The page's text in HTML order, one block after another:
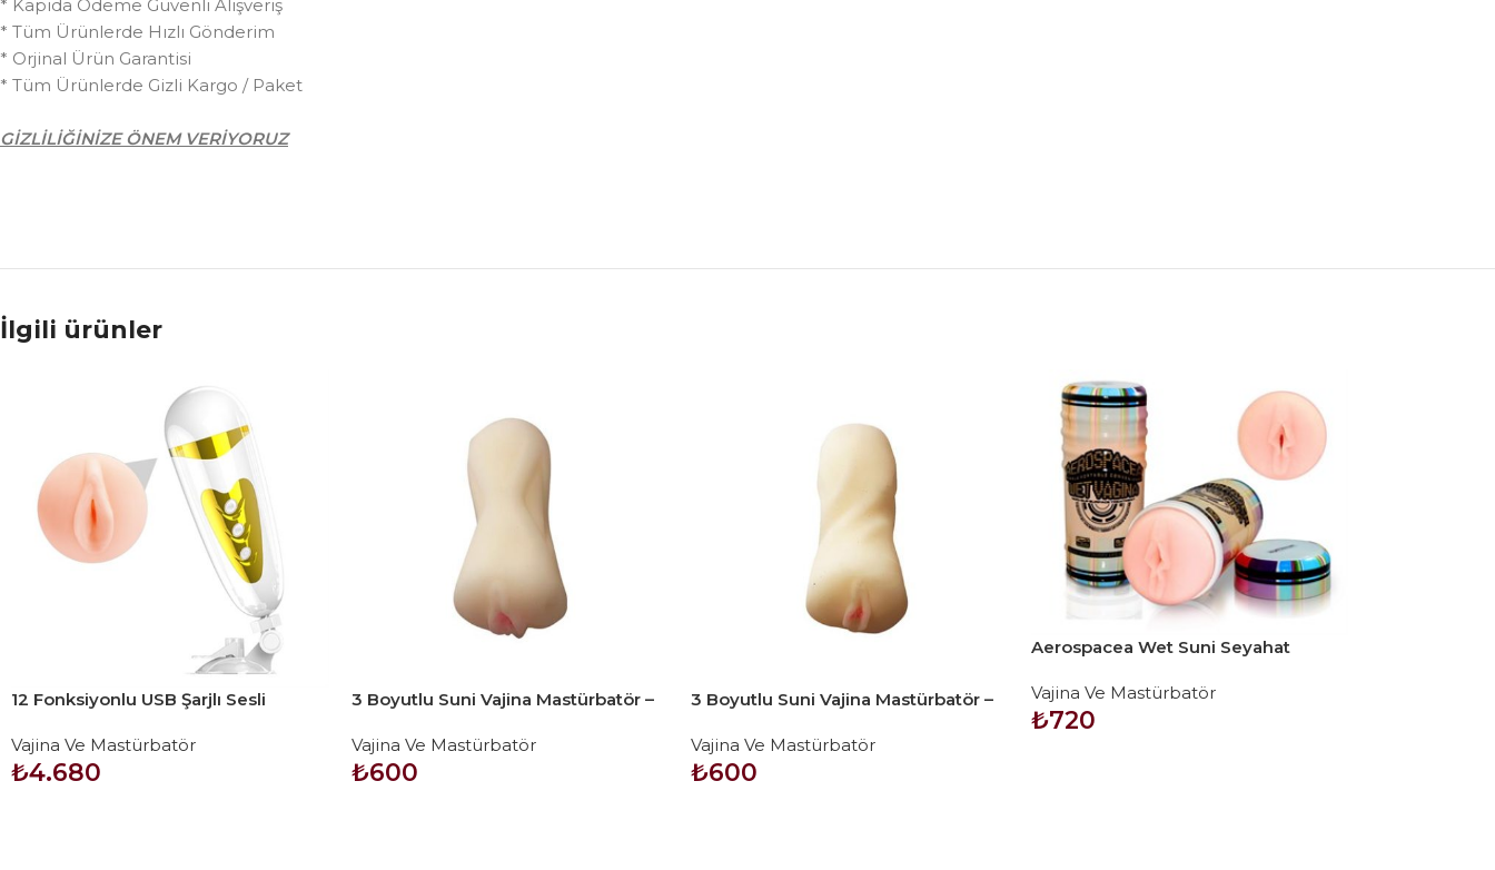
* Kapıda Ödeme Güvenli Alışveriş
* Tüm Ürünlerde Hızlı Gönderim
* Orjinal Ürün Garantisi
* Tüm Ürünlerde Gizli Kargo / Paket
GİZLİLİĞİNİZE ÖNEM VERİYORUZ
İlgili ürünler
12 Fonksiyonlu USB Şarjlı Sesli
Mastürbatör
Vajina Ve Mastürbatör
₺4.680
3 Boyutlu Suni Vajina Mastürbatör –
Vajina Ve Mastürbatör
₺600
3 Boyutlu Suni Vajina Mastürbatör –
Vajina Ve Mastürbatör
₺600
Aerospacea Wet Suni Seyahat
Vajina Ve Mastürbatör
₺720